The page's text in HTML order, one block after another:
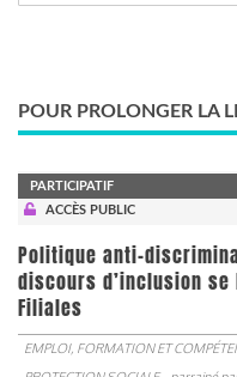
POUR PROLONGER LA
PARTICIPATIF
ACCÈS PUBLIC
Politique anti-
discours d’inclusion
Filiales
EMPLOI, FORMATION ET